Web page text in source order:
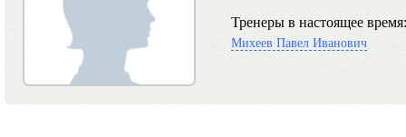
Тренеры в настоящее время:
Михеев Павел Иванович